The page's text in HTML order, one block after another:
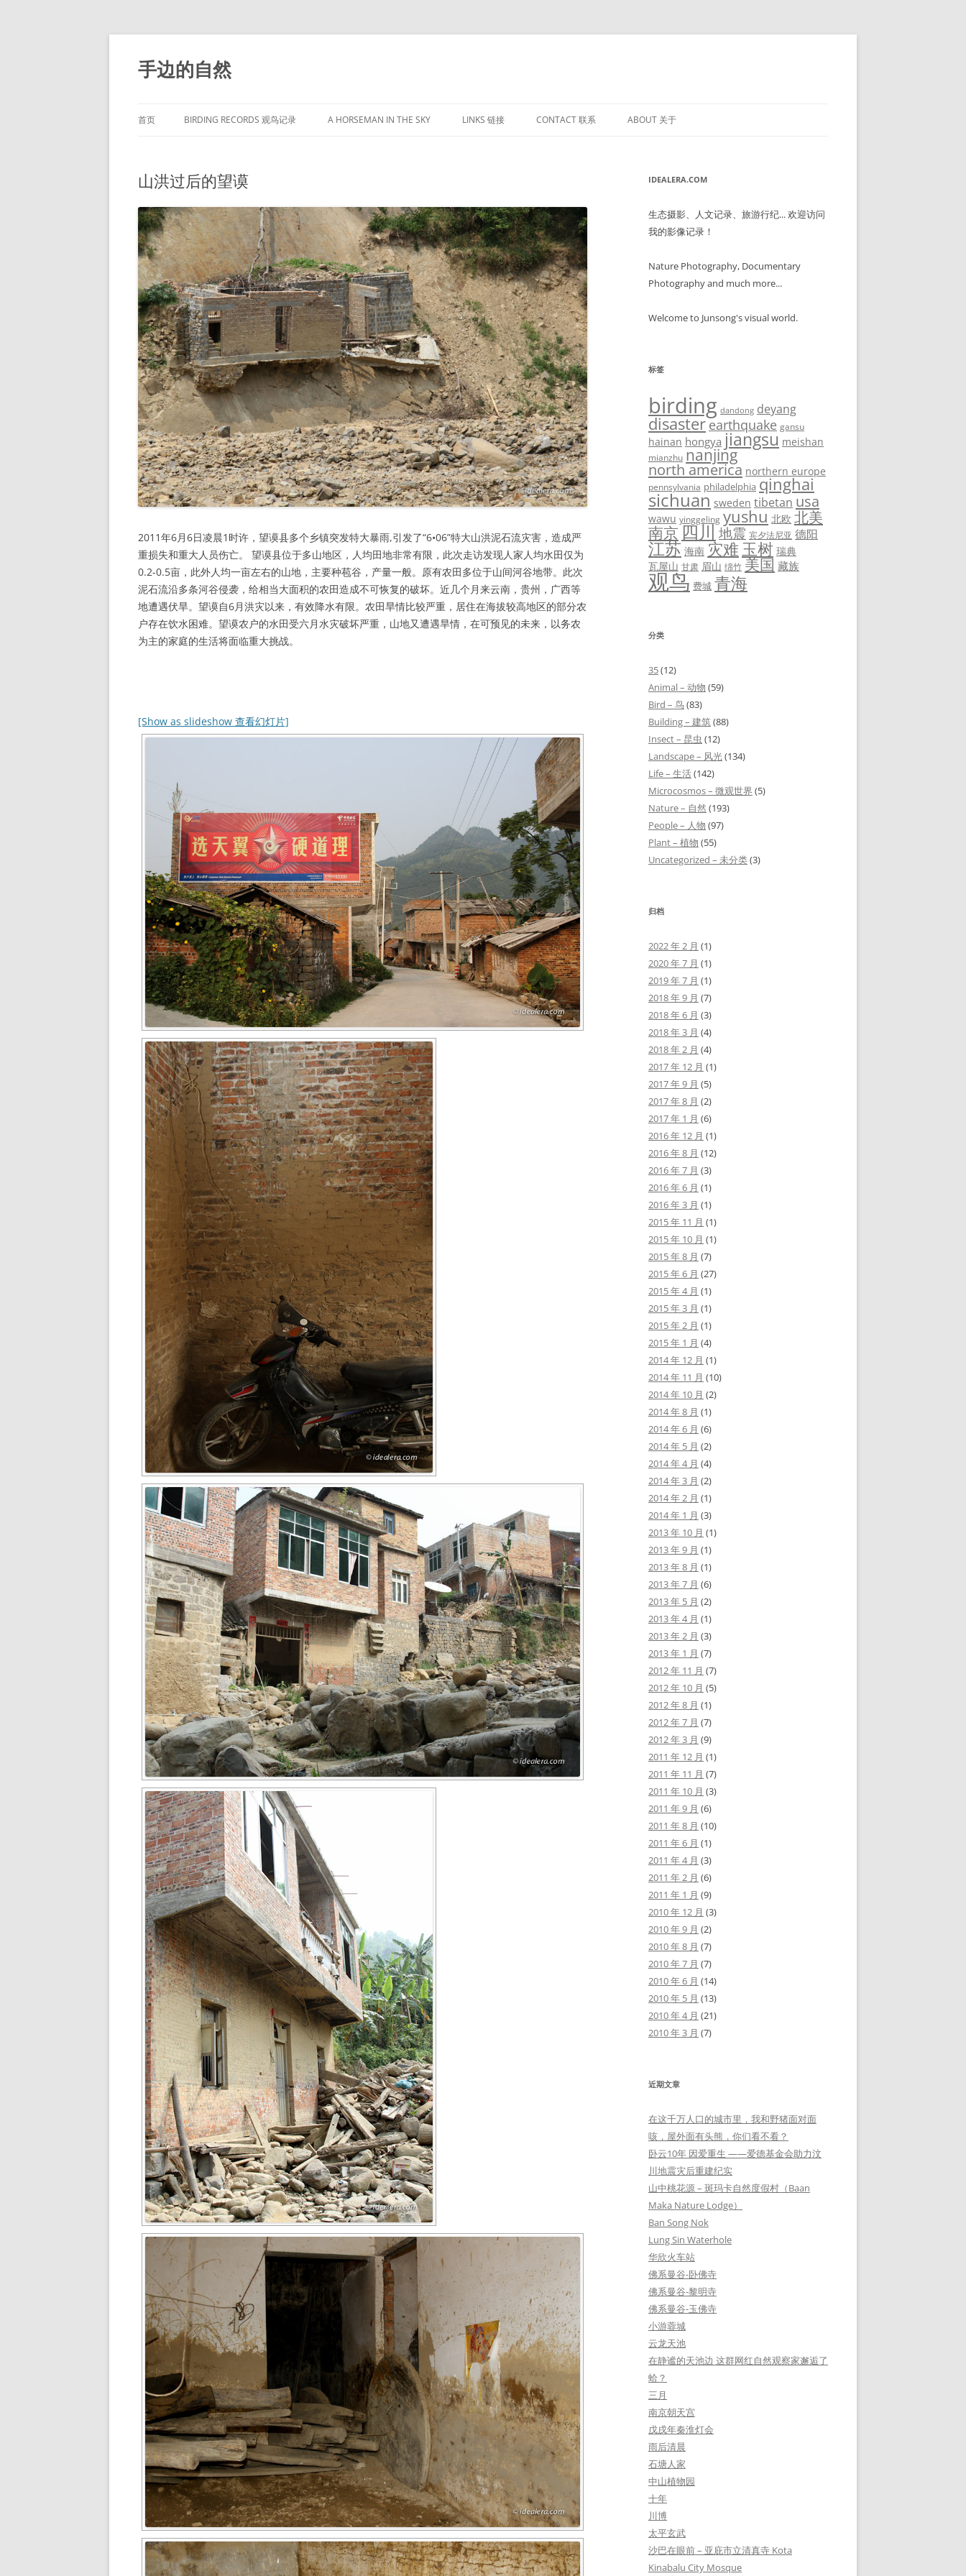
手边的自然
至
正
首页 BIRDING RECORDS 观鸟记录 A HORSEMAN IN THE SKY LINKS 链接 CONTACT 联系 ABOUT 关于
山洪过后的望谟
2011年6月6日凌晨1时许，望谟县多个乡镇突发特大暴雨,引发了“6•06”特大山洪泥石流灾害，造成严
重损失和重大人员伤亡。 望谟县位于多山地区，人均田地非常有限，此次走访发现人家人均水田仅为
0.2-0.5亩，此外人均一亩左右的山地，主要种苞谷，产量一般。原有农田多位于山间河谷地带。此次
泥石流沿多条河谷侵袭，给相当大面积的农田造成不可恢复的破坏。近几个月来云南，贵州，广西等
地遭遇伏旱。望谟自6月洪灾以来，有效降水有限。农田旱情比较严重，居住在海拔较高地区的部分农
户存在饮水困难。望谟农户的水田受六月水灾破坏严重，山地又遭遇旱情，在可预见的未来，以务农
为主的家庭的生活将面临重大挑战。
[Show as slideshow 查看幻灯片]
IDEALERA.COM
生态摄影、人文记录、旅游行纪... 欢迎访问
我的影像记录！
Nature Photography, Documentary
Photography and much more...
Welcome to Junsong's visual world.
标签
birding dandong deyang
disaster earthquake gansu
hainan hongya jiangsu meishan
mianzhu nanjing
north america northern europe
pennsylvania philadelphia qinghai
sichuan sweden tibetan usa
wawu yinggeling yushu 北欧 北美
南京 四川地震 宾夕法尼亚 德阳
江苏 海南 灾难 玉树 瑞典
瓦屋山 甘肃 眉山 绵竹 美国 藏族
观鸟 费城 青海
分类
35(12)
Animal – 动物 (59)
Bird – 鸟(83)
Building – 建筑(88)
Insect – 昆虫 (12)
Landscape – 风光(134)
Life – 生活(142)
Microcosmos – 微观世界 (5)
Nature – 自然 (193)
People – 人物 (97)
Plant – 植物 (55)
Uncategorized – 未分类(3)
归档
2022 年 2 月 (1)
2020 年 7 月 (1)
2019 年 7 月 (1)
2018 年 9 月 (7)
2018 年 6 月 (3)
2018 年 3 月 (4)
2018 年 2 月 (4)
2017 年 12 月 (1)
2017 年 9 月 (5)
2017 年 8 月 (2)
2017 年 1 月 (6)
2016 年 12 月 (1)
2016 年 8 月 (12)
2016 年 7 月 (3)
2016 年 6 月 (1)
2016 年 3 月 (1)
2015 年 11 月 (1)
2015 年 10 月 (1)
2015 年 8 月 (7)
2015 年 6 月 (27)
2015 年 4 月 (1)
2015 年 3 月 (1)
2015 年 2 月 (1)
2015 年 1 月 (4)
2014 年 12 月 (1)
2014 年 11 月 (10)
2014 年 10 月 (2)
2014 年 8 月 (1)
2014 年 6 月 (6)
2014 年 5 月 (2)
2014 年 4 月 (4)
2014 年 3 月 (2)
2014 年 2 月 (1)
2014 年 1 月 (3)
2013 年 10 月 (1)
2013 年 9 月 (1)
2013 年 8 月 (1)
2013 年 7 月 (6)
2013 年 5 月 (2)
2013 年 4 月 (1)
2013 年 2 月 (3)
2013 年 1 月 (7)
2012 年 11 月 (7)
2012 年 10 月 (5)
2012 年 8 月 (1)
2012 年 7 月 (7)
2012 年 3 月 (9)
2011 年 12 月 (1)
2011 年 11 月 (7)
2011 年 10 月 (3)
2011 年 9 月 (6)
2011 年 8 月 (10)
2011 年 6 月 (1)
2011 年 4 月 (3)
2011 年 2 月 (6)
2011 年 1 月 (9)
2010 年 12 月 (3)
2010 年 9 月 (2)
2010 年 8 月 (7)
2010 年 7 月 (7)
2010 年 6 月 (14)
2010 年 5 月 (13)
2010 年 4 月 (21)
2010 年 3 月 (7)
近期文章
在这千万人口的城市里，我和野猪面对面
咳，屋外面有头熊，你们看不看？
卧云10年 因爱重生 ——爱德基金会助力汶
川地震灾后重建纪实
山中桃花源 – 斑玛卡自然度假村（Baan
Maka Nature Lodge）
Ban Song Nok
Lung Sin Waterhole
华欣火车站
佛系曼谷-卧佛寺
佛系曼谷-黎明寺
佛系曼谷-玉佛寺
小游蓉城
云龙天池
在静谧的天池边 这群网红自然观察家邂逅了
蛤？
三月
南京朝天宫
戊戌年秦淮灯会
雨后清晨
石塘人家
中山植物园
十年
川博
太平玄武
沙巴在眼前 – 亚庇市立清真寺 Kota
Kinabalu City Mosque